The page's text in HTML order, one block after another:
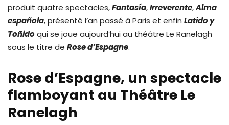
produit quatre spectacles,Fantasía,Irreverente,Alma
española, présenté l’an passé à Paris et enfin Latido y
Toñidoqui se joue aujourd’hui au théâtre Le Ranelagh
sous le titre de Rose d’Espagne.
Rose d’Espagne, un spectacle
flamboyant au Théâtre Le
Ranelagh